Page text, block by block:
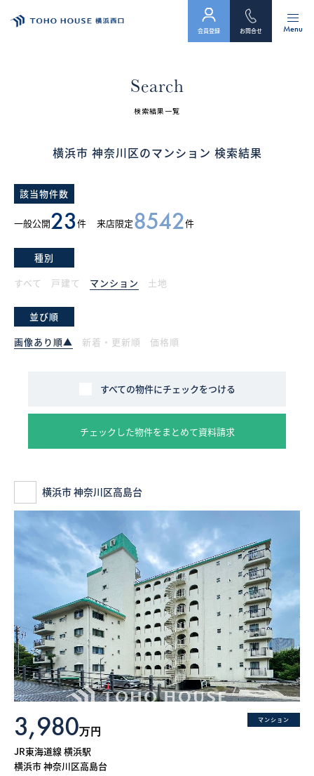
会社案内
お客様の声
お知らせ
採用情報
お気に入り物件一覧
サイトマップ
お気に入り物件一覧
What’s MIRAKARE
スペシャルムービーを見る
Menu
お問合せ
会員登録
Search
検索結果一覧
横浜市 神奈川区のマンション 検索結果
該当物件数
一般公開23件 来店限定8542件
種別
すべて
戸建て マンション 土地
並び順
画像あり順▲
新着・更新順 価格順
すべての物件にチェックをつける
チェックした物件をまとめて資料請求
横浜市 神奈川区高島台
マンション
3,980万円
JR東海道線 横浜駅
横浜市 神奈川区高島台